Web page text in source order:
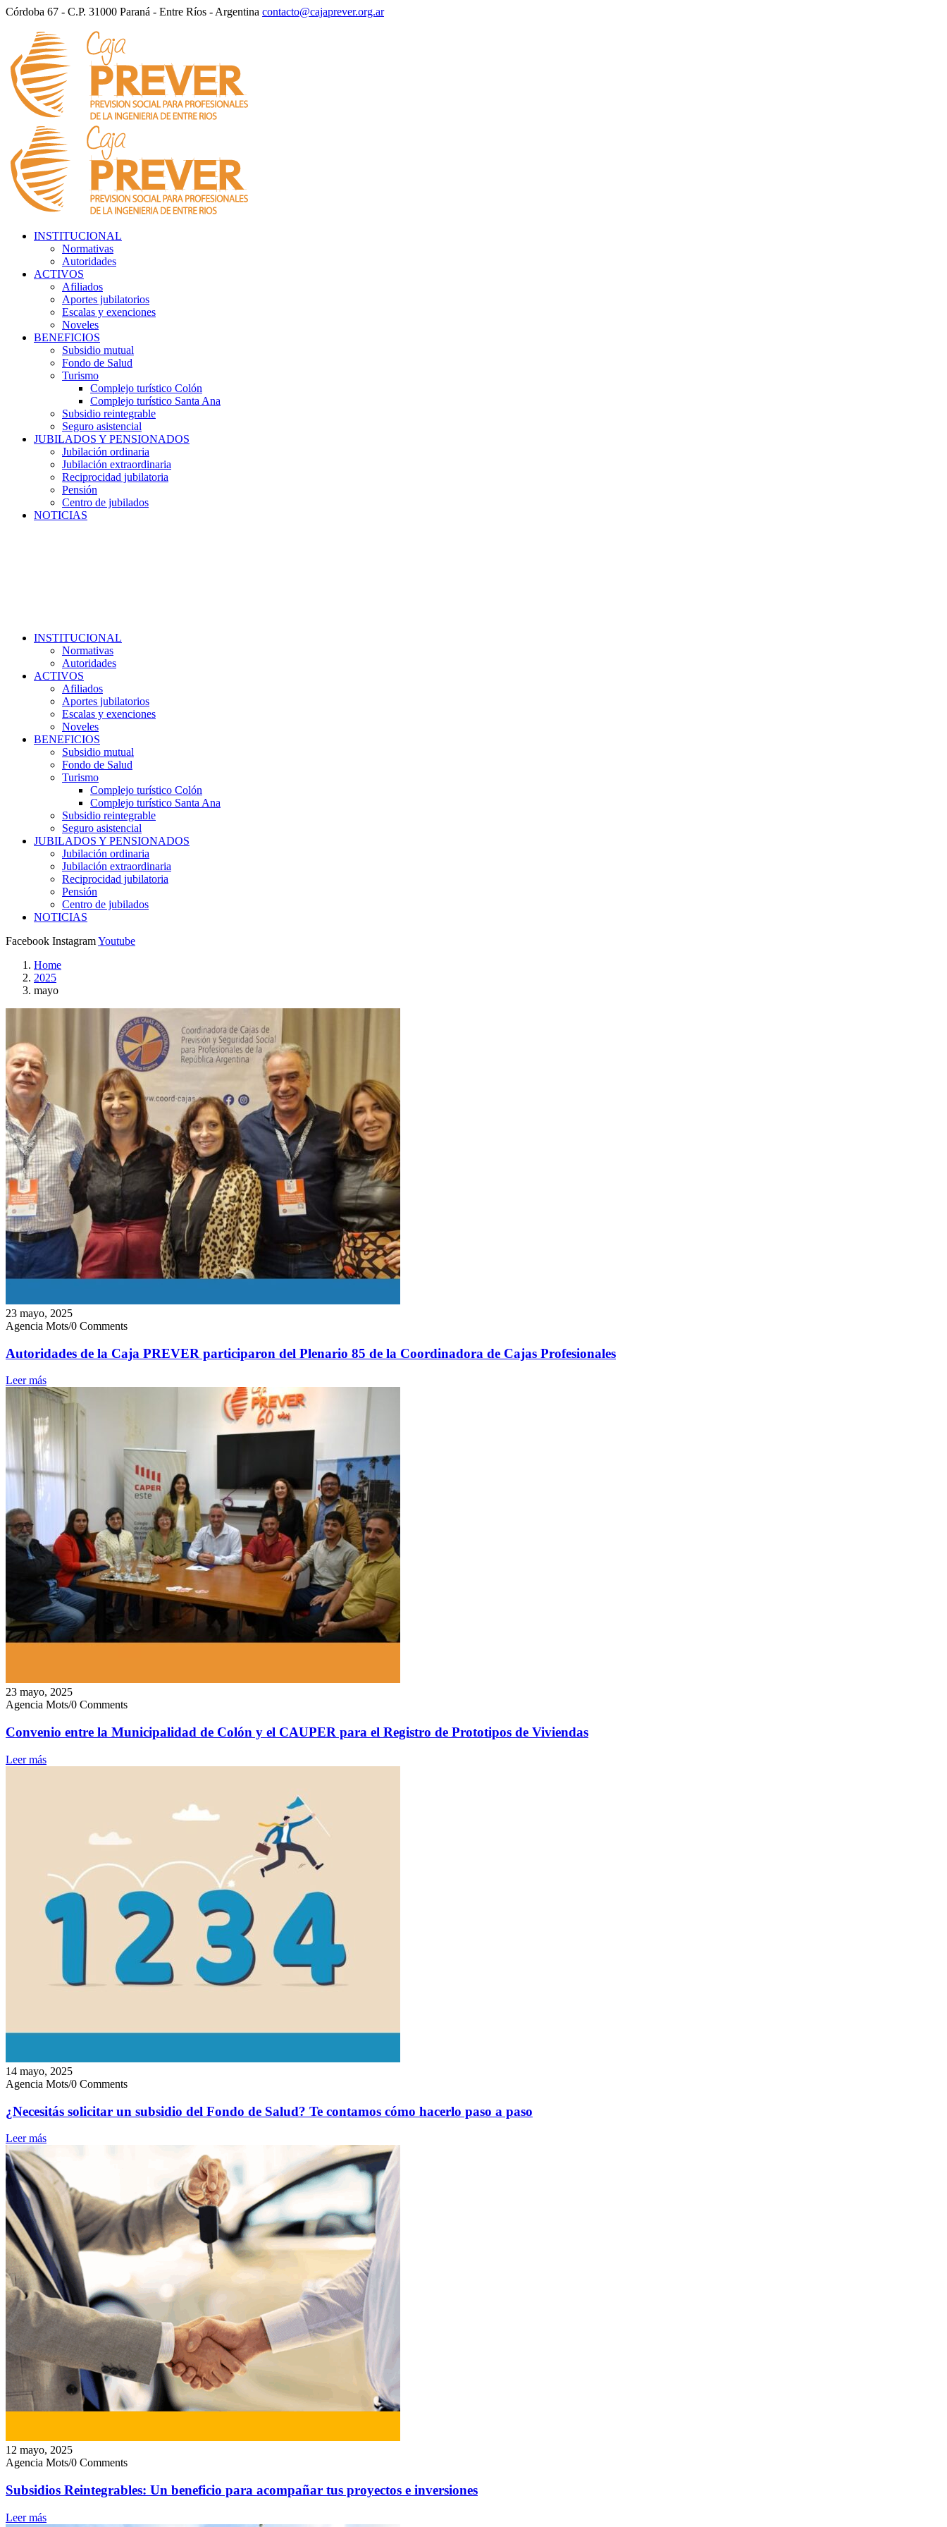
Córdoba 67 - C.P. 31000 Paraná - Entre Ríos - Argentina contacto@cajaprever.org.ar
INSTITUCIONAL
Normativas
Autoridades
ACTIVOS
Afiliados
Aportes jubilatorios
Escalas y exenciones
Noveles
BENEFICIOS
Subsidio mutual
Fondo de Salud
Turismo
Complejo turístico Colón
Complejo turístico Santa Ana
Subsidio reintegrable
Seguro asistencial
JUBILADOS Y PENSIONADOS
Jubilación ordinaria
Jubilación extraordinaria
Reciprocidad jubilatoria
Pensión
Centro de jubilados
NOTICIAS
INSTITUCIONAL
Normativas
Autoridades
ACTIVOS
Afiliados
Aportes jubilatorios
Escalas y exenciones
Noveles
BENEFICIOS
Subsidio mutual
Fondo de Salud
Turismo
Complejo turístico Colón
Complejo turístico Santa Ana
Subsidio reintegrable
Seguro asistencial
JUBILADOS Y PENSIONADOS
Jubilación ordinaria
Jubilación extraordinaria
Reciprocidad jubilatoria
Pensión
Centro de jubilados
NOTICIAS
Facebook InstagramYoutube
Home
2025
mayo
23 mayo, 2025
Agencia Mots/0 Comments
Autoridades de la Caja PREVER participaron del Plenario 85 de la Coordinadora de Cajas Profesionales
Leer más
23 mayo, 2025
Agencia Mots/0 Comments
Convenio entre la Municipalidad de Colón y el CAUPER para el Registro de Prototipos de Viviendas
Leer más
14 mayo, 2025
Agencia Mots/0 Comments
¿Necesitás solicitar un subsidio del Fondo de Salud? Te contamos cómo hacerlo paso a paso
Leer más
12 mayo, 2025
Agencia Mots/0 Comments
Subsidios Reintegrables: Un beneficio para acompañar tus proyectos e inversiones
Leer más